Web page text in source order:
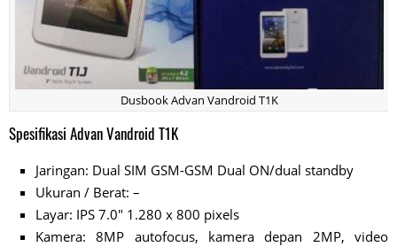
Dusbook Advan Vandroid T1K
Spesifikasi Advan Vandroid T1K
Jaringan: Dual SIM GSM-GSM Dual ON/dual standby
Ukuran / Berat: –
Layar: IPS 7.0″ 1.280 x 800 pixels
Kamera: 8MP autofocus, kamera depan 2MP, video